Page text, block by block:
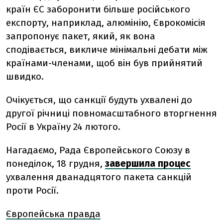
країн ЄС заборонити більше російського
експорту, наприклад, алюмінію, Єврокомісія
запропонує пакет, який, як вона
сподівається, викличе мінімальні дебати між
країнами-членами, щоб він був прийнятий
швидко.
Очікується, що санкції будуть ухвалені до
другої річниці повномасштабного вторгнення
Росії в Україну 24 лютого.
Нагадаємо, Рада Європейського Союзу в
понеділок, 18 грудня, завершила процес
ухвалення дванадцятого пакета санкцій
проти Росії.
Європейська правда